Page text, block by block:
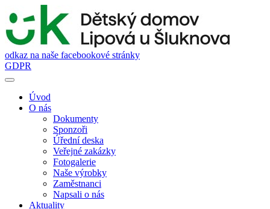
odkaz na naše facebookové stránky
GDPR
Úvod
O nás
Dokumenty
Sponzoři
Úřední deska
Veřejné zakázky
Fotogalerie
Naše výrobky
Zaměstnanci
Napsali o nás
Aktuality